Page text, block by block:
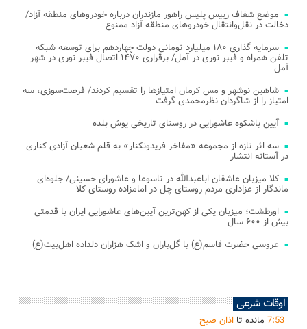
موضع شفاف رییس پلیس راهور مازندران درباره خودروهای منطقه آزاد/
دخالت در نقل‌وانتقال خودروهای منطقه آزاد ممنوع
سرمایه گذاری ۱۸۰ میلیارد تومانی دولت چهاردهم برای توسعه شبکه
تلفن همراه و فیبر نوری در آمل/ برقراری ۱۴۷۰ اتصال فیبر نوری در شهر
آمل
شاهین نوشهر و مس کرمان امتیازها را تقسیم کردند/ فرصت‌سوزی، سه
امتیاز را از شاگردان نظرمحمدی گرفت
آیین باشکوه عاشورایی در روستای تاریخی یوش بلده
سه اثر تازه از مجموعه «مفاخر فریدونکنار» به قلم شعبان آزادی کناری
در آستانه انتشار
کلا میزبان عاشقان اباعبدالله در تاسوعا و عاشورای حسینی/ جلوه‌ای
ماندگار از عزاداری مردم روستای چل در امامزاده روستای کلا
اورطشت؛ میزبان یکی از کهن‌ترین آیین‌های عاشورایی ایران با قدمتی
بیش از ۶۰۰ سال
عروسی حضرت قاسم(ع) با گل‌باران و اشک هزاران دلداده اهل‌بیت(ع)
اوقات شرعی
7:53 مانده تا اذان صبح